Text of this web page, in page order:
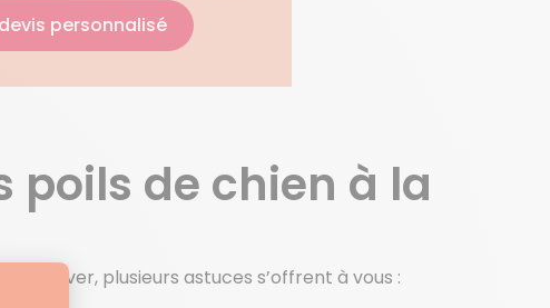
personnalisé
poils de chien à la
à laver, plusieurs astuces s’offrent à vous :